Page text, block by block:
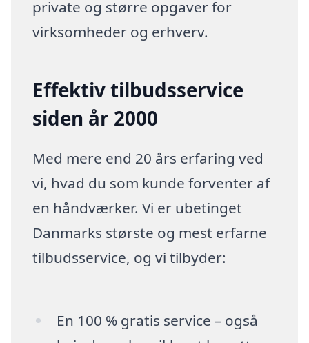
private og større opgaver for
virksomheder og erhverv.
Effektiv tilbudsservice
siden år 2000
Med mere end 20 års erfaring ved
vi, hvad du som kunde forventer af
en håndværker. Vi er ubetinget
Danmarks største og mest erfarne
tilbudsservice, og vi tilbyder:
En 100 % gratis service – også